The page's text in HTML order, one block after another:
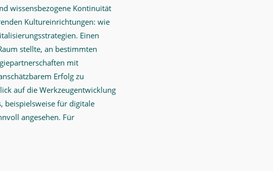
wissensbezogene Kontinuität
Kultureinrichtungen: wie
Einen
stellte, an bestimmten
mit
Erfolg zu
auf die Werkzeugentwicklung
beispielsweise für digitale
angesehen. Für